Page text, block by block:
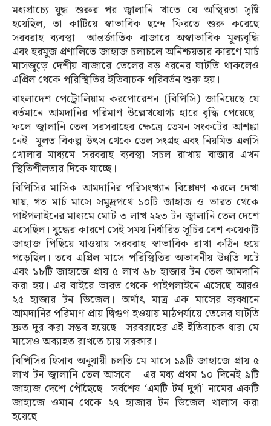
মধ্যপ্রাচ্যে যুদ্ধ শুরুর পর জ্বালানি খাতে যে অস্থিরতা সৃষ্টি
হয়েছিল, তা কাটিয়ে স্বাভাবিক ছন্দে ফিরতে শুরু করেছে
সরবরাহ ব্যবস্থা। আন্তর্জাতিক বাজারে অস্বাভাবিক মূল্যবৃদ্ধি
এবং হরমুজ প্রণালিতে জাহাজ চলাচলে অনিশ্চয়তার কারণে মার্চ
মাসজুড়ে দেশীয় বাজারে তেলের বড় ধরনের ঘাটতি থাকলেও
এপ্রিল থেকে পরিস্থিতির ইতিবাচক পরিবর্তন শুরু হয়।
বাংলাদেশ পেট্রোলিয়াম করপোরেশন (বিপিসি) জানিয়েছে যে
বর্তমানে আমদানির পরিমাণ উল্লেখযোগ্য হারে বৃদ্ধি পেয়েছে।
ফলে জ্বালানি তেল সরসরাহের ক্ষেত্রে তেমন সংকটের আশঙ্কা
নেই। মূলত বিকল্প উৎস থেকে তেল সংগ্রহ এবং নিয়মিত এলসি
খোলার মাধ্যমে সরবরাহ ব্যবস্থা সচল রাখায় বাজার এখন
স্থিতিশীলতার দিকে যাচ্ছে।
বিপিসির মাসিক আমদানির পরিসংখ্যান বিশ্লেষণ করলে দেখা
যায়, গত মার্চ মাসে সমুদ্রপথে ১০টি জাহাজ ও ভারত থেকে
পাইপলাইনের মাধ্যমে মোট ৩ লাখ ২২৩ টন জ্বালানি তেল দেশে
এসেছিল। যুদ্ধের কারণে সেই সময় নির্ধারিত সূচির বেশ কয়েকটি
জাহাজ পিছিয়ে যাওয়ায় সরবরাহ স্বাভাবিক রাখা কঠিন হয়ে
পড়েছিল। তবে এপ্রিল মাসে পরিস্থিতির অভাবনীয় উন্নতি ঘটে
এবং ১৮টি জাহাজে প্রায় ৫ লাখ ৬৮ হাজার টন তেল আমদানি
করা হয়। এর বাইরে ভারত থেকে পাইপলাইনে এসেছে আরও
২৫ হাজার টন ডিজেল। অর্থাৎ মাত্র এক মাসের ব্যবধানে
আমদানির পরিমাণ প্রায় দ্বিগুণ হওয়ায় মাঠপর্যায়ে তেলের ঘাটতি
দ্রুত দূর করা সম্ভব হয়েছে। সরবরাহের এই ইতিবাচক ধারা মে
মাসেও অব্যাহত রাখতে চায় সরকার।
বিপিসির হিসাব অনুযায়ী চলতি মে মাসে ১৯টি জাহাজে প্রায় ৫
লাখ টন জ্বালানি তেল আসবে। এর মধ্য প্রথম ১০ দিনেই ৯টি
জাহাজ দেশে পৌঁছেছে। সর্বশেষ ‘এমটি টর্ম দুর্গা’ নামের একটি
জাহাজে ওমান থেকে ২৭ হাজার টন ডিজেল খালাস করা
হয়েছে।